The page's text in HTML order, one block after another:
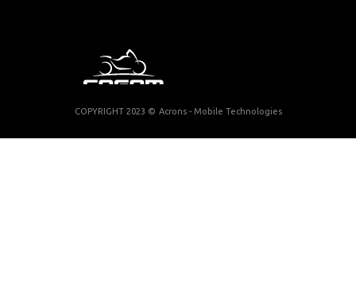
COPYRIGHT 2023 © Acrons - Mobile Technologies